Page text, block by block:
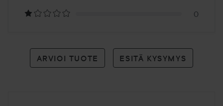
0
ARVIOI TUOTE ESITÄ KYSYMYS